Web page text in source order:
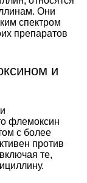
Они
спектром
препаратов
и
флемоксин
с более
против
те,